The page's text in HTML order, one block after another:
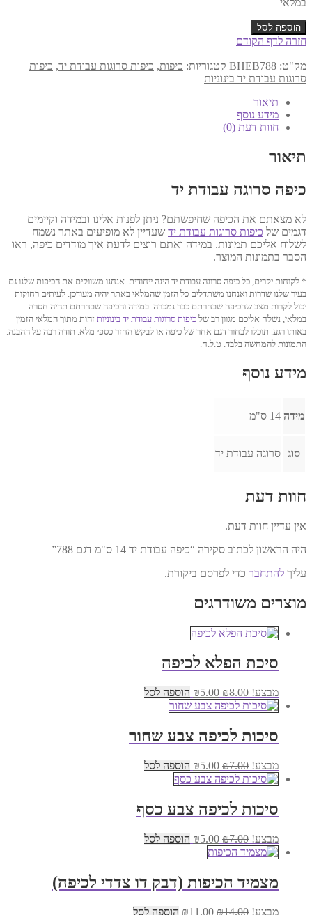
במלאי
כמות
של
עבודת
יד
הוספה לסל
חזרה לדף הקודם
מק"ט: BHEB788 קטגוריות: כיפות, כיפות סרוגות עבודת יד, כיפות
סרוגות עבודת יד בינוניות
תיאור
מידע נוסף
חוות דעת (0)
תיאור
כיפה סרוגה עבודת יד
לא מצאתם את הכיפה שחיפשתם? ניתן לפנות אלינו ובמידה וקיימים
דגמים של כיפות סרוגות עבודת יד שעדיין לא מופיעים באתר נשמח
לשלוח אליכם תמונות. במידה ואתם רוצים לדעת איך מודדים כיפה, ראו
הסבר בתמונות המוצר.
* לקוחות יקרים, כל כיפה סרוגה עבודת יד הינה ייחודית. אנחנו משווקים את הכיפות שלנו גם
בעיר שלנו שדרות ואנחנו משתדלים כל הזמן שהמלאי באתר יהיה מעודכן. לעיתים רחוקות
יכול לקרות מצב שהכיפה שבחרתם כבר נמכרה. במידה והכיפה שבחרתם תהיה חסרה
במלאי, נשלח אליכם מגוון רב של כיפות סרוגות עבודת יד בינוניות זהות מתוך המלאי הזמין
באותו רגע. תוכלו לבחור דגם אחר של כיפה או לבקש החזר כספי מלא. תודה רבה על ההבנה.
התמונות להמחשה בלבד. ט.ל.ח.
מידע נוסף
מידה 14 ס"מ
סוג סרוגה עבודת יד
חוות דעת
אין עדיין חוות דעת.
היה הראשון לכתוב סקירה “כיפה עבודת יד 14 ס"מ דגם 788”
עליך להתחבר כדי לפרסם ביקורת.
מוצרים משודרגים
סיכת הפלא לכיפה
מבצע! ₪8.00
המחיר
המקורי
היה:
₪8.00.
₪5.00
המחיר
הנוכחי
הוא:
₪5.00.
הוספה לסל
סיכות לכיפה צבע שחור
מבצע! ₪7.00
המחיר
המקורי
היה:
₪7.00.
₪5.00
המחיר
הנוכחי
הוא:
₪5.00.
הוספה לסל
סיכות לכיפה צבע כסף
מבצע! ₪7.00
המחיר
המקורי
היה:
₪7.00.
₪5.00
המחיר
₪5.00.
הוספה לסל
מצמיד הכיפות (דבק דו צדדי לכיפה)
מבצע! ₪14.00
המחיר₪11.00
המחיר
הוספה לסל